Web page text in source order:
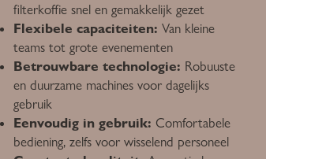
filterkoffie snel en gemakkelijk gezet
Flexibele capaciteiten: Van kleine
teams tot grote evenementen
Betrouwbare technologie: Robuuste
en duurzame machines voor dagelijks
gebruik
Eenvoudig in gebruik: Comfortabele
bediening, zelfs voor wisselend personeel